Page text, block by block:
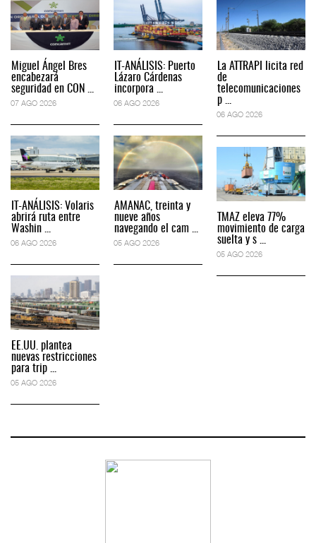
Miguel Ángel Bres
encabezará
seguridad en CON ...
07 AGO 2026
IT-ANÁLISIS: Volaris
abrirá ruta entre
Washin ...
06 AGO 2026
EE.UU. plantea
nuevas restricciones
para trip ...
05 AGO 2026
IT-ANÁLISIS: Puerto
Lázaro Cárdenas
incorpora ...
06 AGO 2026
AMANAC, treinta y
nueve años
navegando el cam ...
05 AGO 2026
La ATTRAPI licita red
de
telecomunicaciones
p ...
06 AGO 2026
TMAZ eleva 77%
movimiento de carga
suelta y s ...
05 AGO 2026